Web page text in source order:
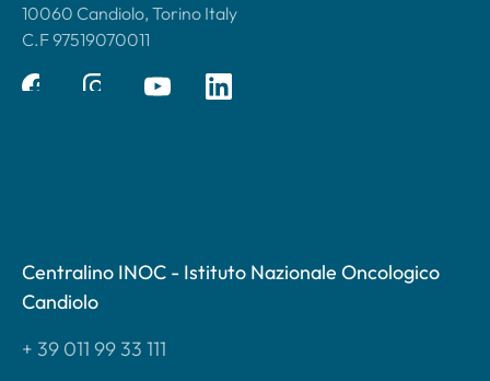
10060 Candiolo, Torino Italy
C.F 97519070011
Centralino INOC - Istituto Nazionale Oncologico
Candiolo
+ 39 011 99 33 111